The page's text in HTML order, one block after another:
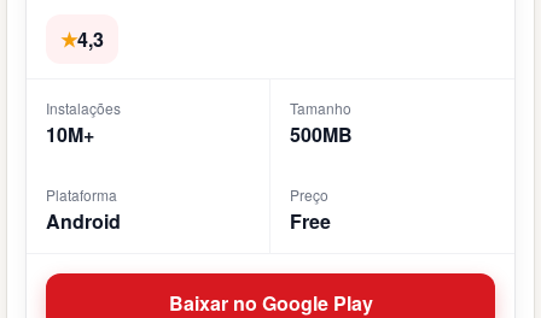
★4,3
Instalações
10M+
Tamanho
500MB
Plataforma
Android
Preço
Free
Baixar no Google Play